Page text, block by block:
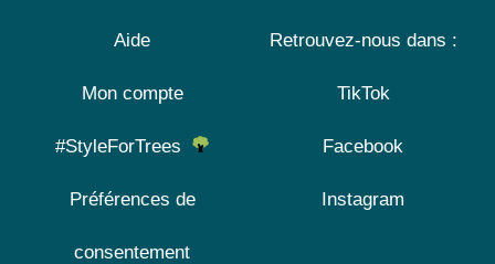
Aide
Mon compte
#StyleForTrees
Préférences de
consentement
Retrouvez-nous dans :
TikTok
Facebook
Instagram